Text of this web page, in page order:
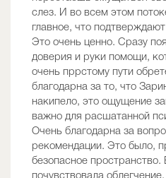
слез. И во всем этом
главное, что
Это очень ценно. Сразу
доверия и руки помощи,
очень пррстому пути
благодарна за то, что
накипело, это ощущение
важно для расшатанной
Очень благодарна за
рекомендации. Это было,
безопасное пространство.
почувствовала